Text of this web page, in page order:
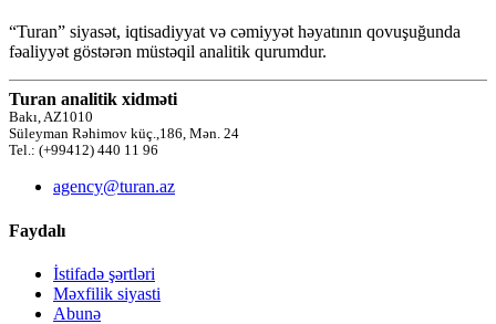
“Turan” siyasət, iqtisadiyyat və cəmiyyət həyatının qovuşuğunda
fəaliyyət göstərən müstəqil analitik qurumdur.
Turan analitik xidməti
Bakı, AZ1010
Süleyman Rəhimov küç.,186, Mən. 24
Tel.: (+99412) 440 11 96
agency@turan.az
Faydalı
İstifadə şərtləri
Məxfilik siyasti
Abunə